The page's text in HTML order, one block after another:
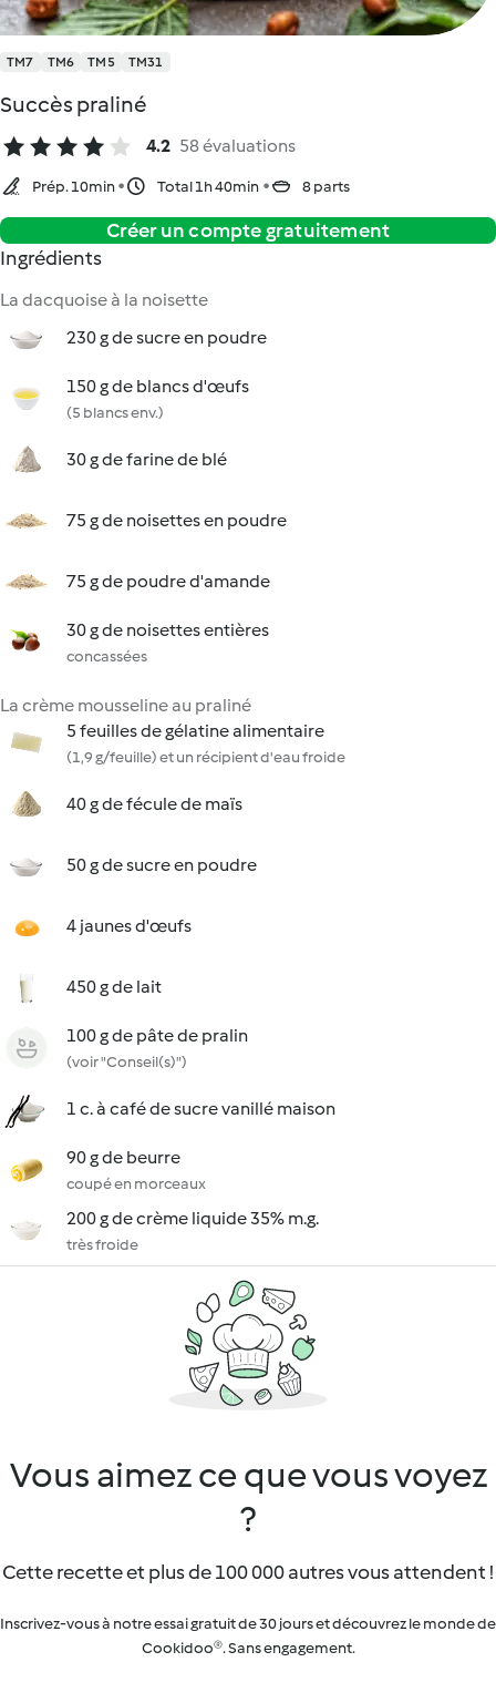
TM7 TM6 TM5 TM31
Succès praliné
4.2 58 évaluations
Prép. 10min Total 1h 40min 8 parts
Créer un compte gratuitement
Ingrédients
La dacquoise à la noisette
230 g de sucre en poudre
150 g de blancs d'œufs
(5 blancs env.)
30 g de farine de blé
75 g de noisettes en poudre
75 g de poudre d'amande
30 g de noisettes entières
concassées
La crème mousseline au praliné
5 feuilles de gélatine alimentaire
(1,9 g/feuille) et un récipient d'eau froide
40 g de fécule de maïs
50 g de sucre en poudre
4 jaunes d'œufs
450 g de lait
100 g de pâte de pralin
(voir "Conseil(s)")
1 c. à café de sucre vanillé maison
90 g de beurre
coupé en morceaux
200 g de crème liquide 35% m.g.
très froide
Vous aimez ce que vous voyez
?
Cette recette et plus de 100 000 autres vous attendent !
Inscrivez-vous à notre essai gratuit de 30 jours et découvrez le monde de
Cookidoo®. Sans engagement.